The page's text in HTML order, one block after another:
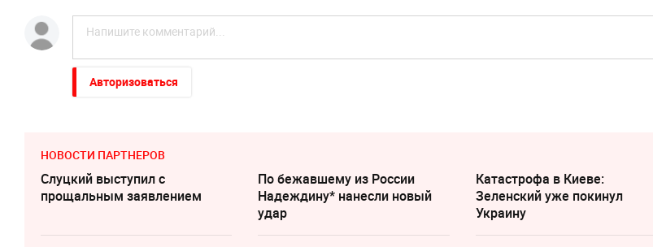
Авторизоваться
НОВОСТИ ПАРТНЕРОВ
Слуцкий выступил с
прощальным заявлением
По бежавшему из России
Надеждину* нанесли новый
удар
Катастрофа в Киеве:
Зеленский уже покинул
Украину